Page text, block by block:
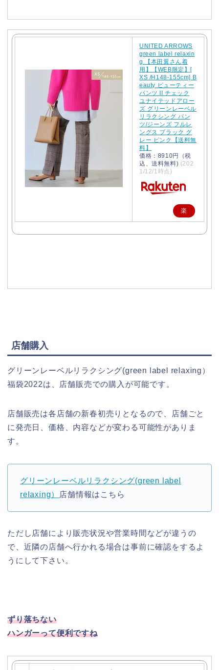
UNITED ARROWS
green label relaxin
g 【本田翼さん着
用】【WEB限定】[
XS /H148-155cm] B
eauty ビューティー
パンツ II チェック
ユナイテッドアロー
ズ グリーンレーベル
リラクシング パン
ツ/ジーンズ フルレ
ングス ブラック グ
レー ピンク【送料無
料】
価格：8910円（税
込、送料無料) (202
1/12/1時点)
楽
天
店舗購入
グリーンレーベルリラクシング(green label relaxing）
福袋2022は、店舗販売での購入が可能です。
店舗販売は各店舗の新春初売りとなるので、店舗ごと
に発売日、価格、内容などが変わる可能性がありま
す。
グリーンレーベルリラクシング(green label
relaxing）
店舗情報はこちら
ただし店舗により販売状況や営業時間などが違うの
で、近隣の店舗へ行かれる場合は事前に確認をするよ
うにして下さい。
ずり落ちない
ハンガーって便利ですね